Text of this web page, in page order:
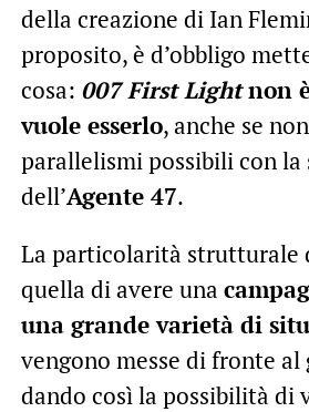
della creazione di Ian
proposito, è d’obbligo
cosa: 007 First Lightnon
vuole esserlo, anche se
parallelismi possibili con la
dell’Agente 47.
La particolarità strutturale
quella di avere una
una grande varietà di
vengono messe di fronte al
dando così la possibilità di